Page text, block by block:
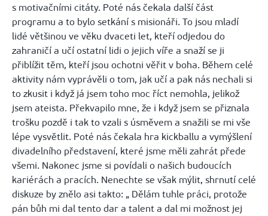
s motivačními citáty. Poté nás čekala další část
programu a to bylo setkání s misionáři. To jsou mladí
lidé většinou ve věku dvaceti let, kteří odjedou do
zahraničí a učí ostatní lidi o jejich víře a snaží se ji
přiblížit těm, kteří jsou ochotni věřit v boha. Během celé
aktivity nám vyprávěli o tom, jak učí a pak nás nechali si
to zkusit i když já jsem toho moc říct nemohla, jelikož
jsem ateista. Překvapilo mne, že i když jsem se přiznala
trošku pozdě i tak to vzali s úsměvem a snažili se mi vše
lépe vysvětlit. Poté nás čekala hra kickballu a vymýšlení
divadelního představení, které jsme měli zahrát přede
všemi. Nakonec jsme si povídali o našich budoucích
kariérách a pracích. Nenechte se však mýlit, shrnutí celé
diskuze by znělo asi takto: „ Dělám tuhle práci, protože
pán bůh mi dal tento dar a talent a dal mi možnost jej